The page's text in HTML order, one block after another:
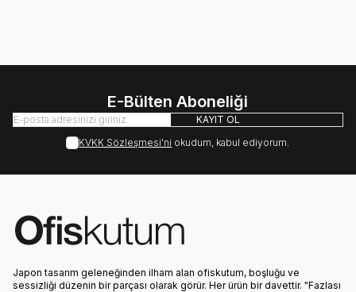
E-Bülten Aboneliği
KAYIT OL
KVKK Sözleşmesi'ni okudum, kabul ediyorum.
Japon tasarım geleneğinden ilham alan ofiskutum, boşluğu ve
sessizliği düzenin bir parçası olarak görür. Her ürün bir davettir. "Fazlası